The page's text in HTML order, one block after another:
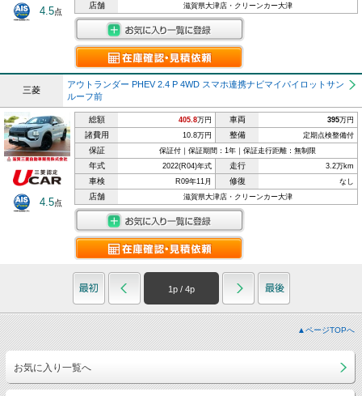
4.5点
店舗 滋賀県大津店・クリーンカー大津
三菱
アウトランダー PHEV 2.4 P 4WD スマホ連携ナビマイパイロットサン
ルーフ前
4.5点
総額 405.8万円 車両 395万円
諸費用 10.8万円 整備 定期点検整備付
保証 保証付｜保証期間：1年｜保証走行距離：無制限
年式 2022(R04)年式 走行 3.2万km
車検 R09年11月 修復 なし
店舗 滋賀県大津店・クリーンカー大津
1p / 4p
▲ページTOPへ
お気に入り一覧へ